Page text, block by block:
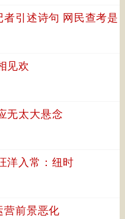
引述诗句 网民查考是
见欢
无太大悬念
洋入常：纽时
营前景恶化